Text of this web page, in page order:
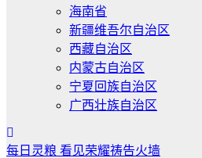
海南省
新疆维吾尔自治区
西藏自治区
内蒙古自治区
宁夏回族自治区
广西壮族自治区
每日灵粮 看见荣耀祷告火墙